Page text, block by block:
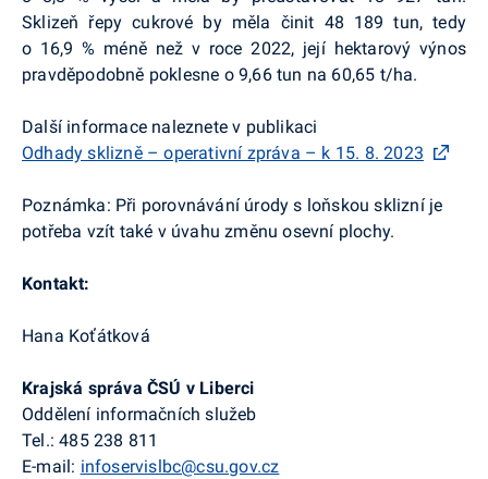
Sklizeň řepy cukrové by měla činit 48 189 tun, tedy
o 16,9 % méně než v roce 2022, její hektarový výnos
pravděpodobně poklesne o 9,66 tun na 60,65 t/ha.
Další informace naleznete v publikaci
Odhady sklizně – operativní zpráva – k 15. 8. 2023
Poznámka: Při porovnávání úrody s loňskou sklizní je
potřeba vzít také v úvahu změnu osevní plochy.
Kontakt:
Hana Koťátková
Krajská správa ČSÚ v Liberci
Oddělení informačních služeb
Tel.: 485 238 811
E-mail: infoservislbc@csu.gov.cz